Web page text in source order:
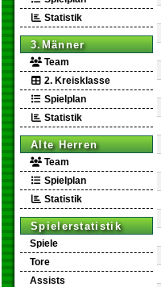
Statistik
3.Männer
Team
2. Kreisklasse
Spielplan
Statistik
Alte Herren
Team
Spielplan
Statistik
Spielerstatistik
Spiele
Tore
Assists